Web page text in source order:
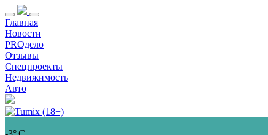
Главная
Новости
PROдело
Отзывы
Спецпроекты
Недвижимость
Авто